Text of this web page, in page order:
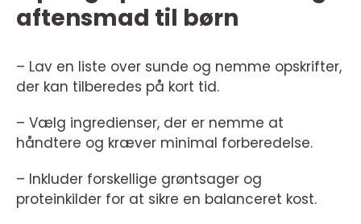
aftensmad til børn
– Lav en liste over sunde og nemme opskrifter,
der kan tilberedes på kort tid.
– Vælg ingredienser, der er nemme at
håndtere og kræver minimal forberedelse.
– Inkluder forskellige grøntsager og
proteinkilder for at sikre en balanceret kost.